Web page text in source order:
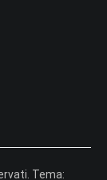
Tema: